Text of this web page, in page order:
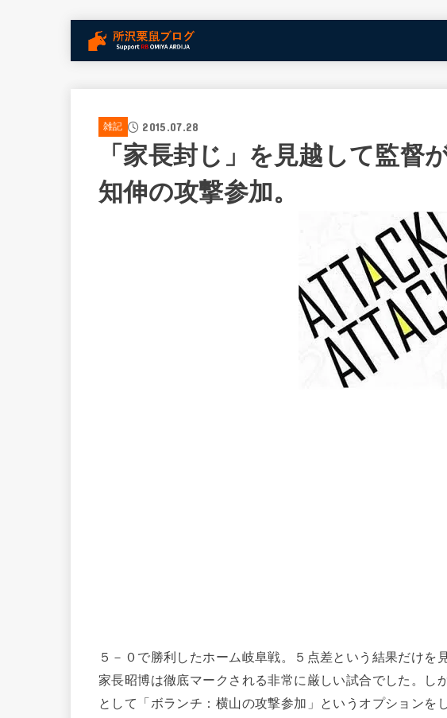
雑記 2015.07.28
「家長封じ」を見越して監督
知伸の攻撃参加。
５－０で勝利したホーム岐阜戦。５点差という結果だけを
家長昭博は徹底マークされる非常に厳しい試合でした。し
として「ボランチ：横山の攻撃参加」というオプションを